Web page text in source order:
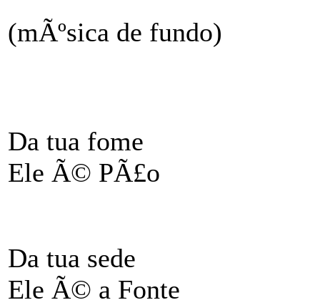
(mÃºsica de fundo)
Da tua fome
Ele Ã© PÃ£o
Da tua sede
Ele Ã© a Fonte